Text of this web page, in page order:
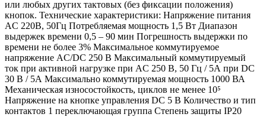
или любых других тактовых (без фиксации положения)
кнопок. Технические характеристики: Напряжение питания
AC 220B, 50Гц Потребляемая мощность 1,5 Вт Диапазон
выдержек времени 0,5 – 90 мин Погрешность выдержки по
времени не более 3% Максимальное коммутируемое
напряжение AC/DC 250 В Максимальный коммутируемый
ток при активной нагрузке при AC 250 B, 50 Гц / 5А при DC
30 B / 5А Максимально коммутируемая мощность 1000 ВА
Механическая износостойкость, циклов не менее 10⁵
Напряжение на кнопке управления DC 5 В Количество и тип
контактов 1 переключающая группа Степень защиты IP20